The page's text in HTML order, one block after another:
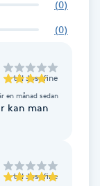
(0)
(0)
till Josefine
en månad sedan
kan man
till Josefine